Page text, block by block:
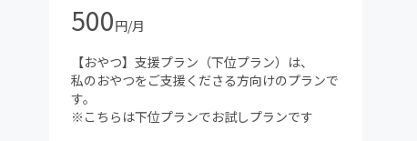
500円/月
【おやつ】支援プラン（下位プラン）は、
私のおやつをご支援くださる方向けのプランで
す。
※こちらは下位プランでお試しプランです